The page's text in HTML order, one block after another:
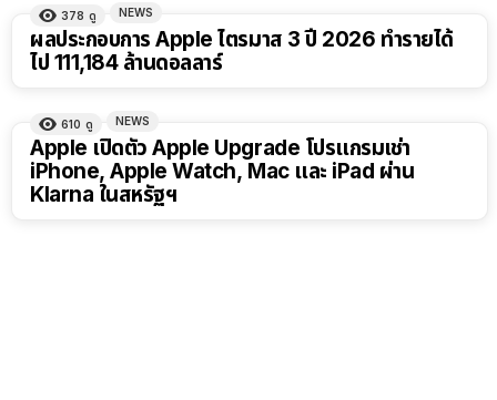
378 ดู NEWS
ผลประกอบการ Apple ไตรมาส 3 ปี 2026 ทำรายได้
ไป 111,184 ล้านดอลลาร์
610 ดู NEWS
Apple เปิดตัว Apple Upgrade โปรแกรมเช่า
iPhone, Apple Watch, Mac และ iPad ผ่าน
Klarna ในสหรัฐฯ